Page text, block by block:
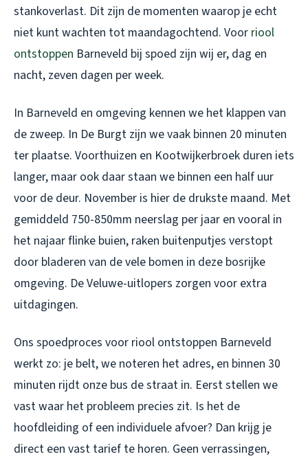
stankoverlast. Dit zijn de momenten waarop je echt
niet kunt wachten tot maandagochtend. Voor riool
ontstoppen Barneveld bij spoed zijn wij er, dag en
nacht, zeven dagen per week.
In Barneveld en omgeving kennen we het klappen van
de zweep. In De Burgt zijn we vaak binnen 20 minuten
ter plaatse. Voorthuizen en Kootwijkerbroek duren iets
langer, maar ook daar staan we binnen een half uur
voor de deur. November is hier de drukste maand. Met
gemiddeld 750-850mm neerslag per jaar en vooral in
het najaar flinke buien, raken buitenputjes verstopt
door bladeren van de vele bomen in deze bosrijke
omgeving. De Veluwe-uitlopers zorgen voor extra
uitdagingen.
Ons spoedproces voor riool ontstoppen Barneveld
werkt zo: je belt, we noteren het adres, en binnen 30
minuten rijdt onze bus de straat in. Eerst stellen we
vast waar het probleem precies zit. Is het de
hoofdleiding of een individuele afvoer? Dan krijg je
direct een vast tarief te horen. Geen verrassingen,